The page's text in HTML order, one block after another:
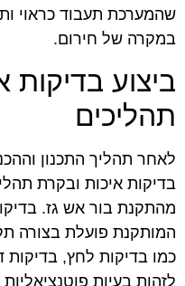
שהמערכת תעבוד כראוי
במקרה של חירום.
ביצוע בדיקות
תהליכים
לאחר תהליך התכנון
בדיקות איכות ובקרת
מהתקנת בור אש גז.
המותקנת פועלת בצורה
כמו בדיקות לחץ, בדיקות
לזהות בעיות